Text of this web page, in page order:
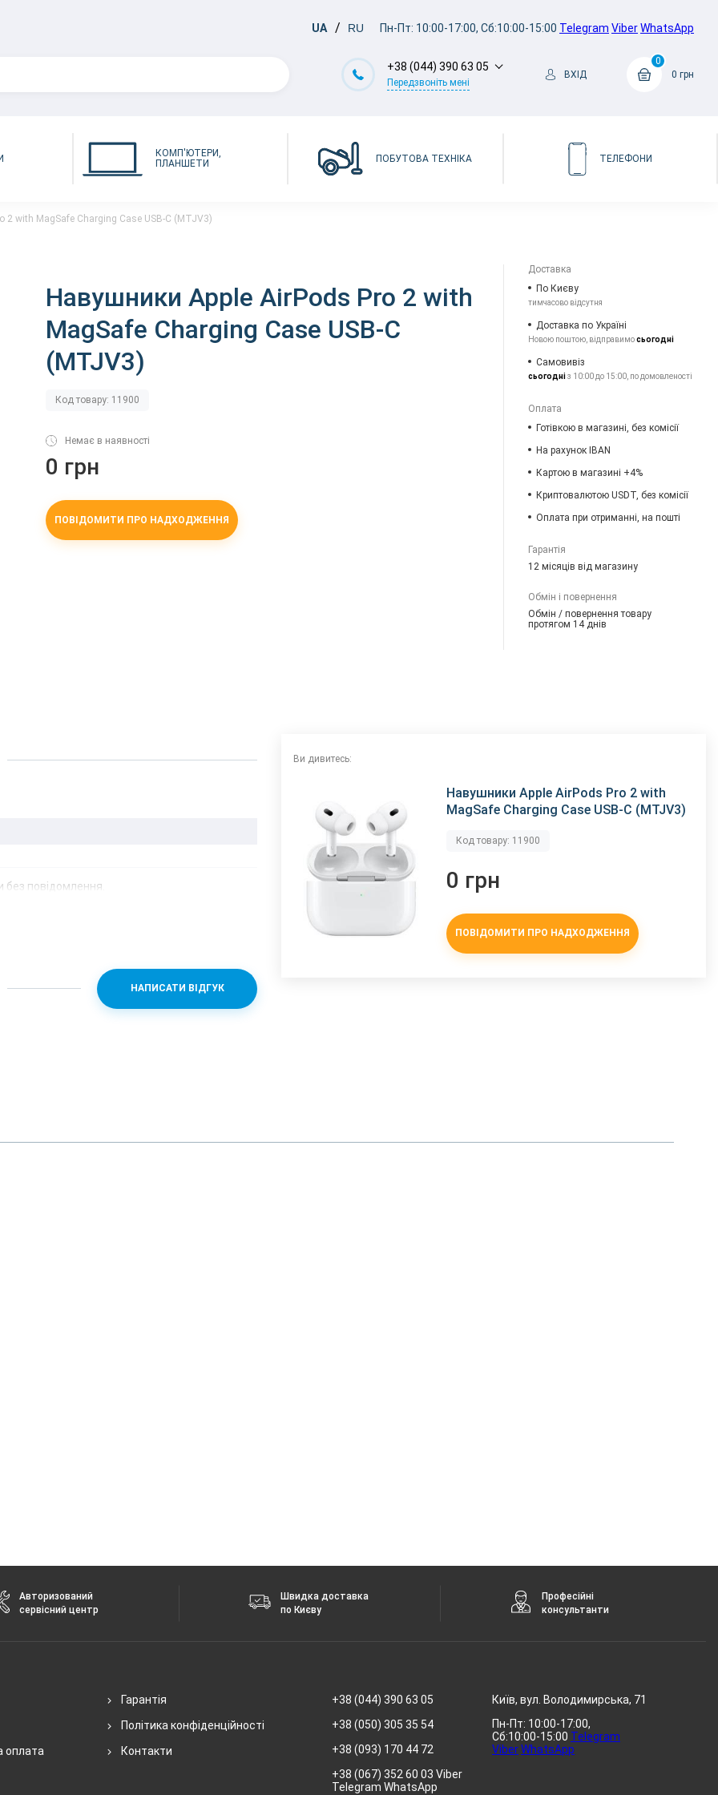
UA RU Пн-Пт: 10:00-17:00, Сб:10:00-15:00 Telegram ViberWhatsApp
+38 (044) 390 63 05
Передзвоніть мені
ВХІД
0
0 грн
КОМП'ЮТЕРИ,
ПЛАНШЕТИ
ПОБУТОВА ТЕХНІКА ТЕЛЕФОНИ
2 with MagSafe Charging Case USB-C (MTJV3)
Навушники Apple AirPods Pro 2 with
MagSafe Charging Case USB-C
(MTJV3)
Код товару: 11900
Немає в наявності
0 грн
ПОВІДОМИТИ ПРО НАДХОДЖЕННЯ
Доставка
По Києву
тимчасово відсутня
Доставка по Україні
Новою поштою, відправимосьогодні
Самовивіз
сьогодніз 10:00 до 15:00, по домовленості
Оплата
Готівкою в магазині, без комісії
На рахунок IBAN
Картою в магазині +4%
Криптовалютою USDT, без комісії
Оплата при отриманні, на пошті
Гарантія
12 місяців від магазину
Обмін і повернення
Обмін / повернення товару
протягом 14 днів
повідомлення.
НАПИСАТИ ВІДГУК
Ви дивитесь:
Навушники Apple AirPods Pro 2 with
MagSafe Charging Case USB-C (MTJV3)
Код товару: 11900
0 грн
ПОВІДОМИТИ ПРО НАДХОДЖЕННЯ
Авторизований
сервісний центр
Швидка доставка
по Києву
Професійні
консультанти
оплата
Гарантія
Політика конфіденційності
Контакти
+38 (044) 390 63 05
+38 (050) 305 35 54
+38 (093) 170 44 72
+38 (067) 352 60 03 Viber
Telegram WhatsApp
Київ, вул. Володимирська, 71
Пн-Пт: 10:00-17:00,
Сб:10:00-15:00 Telegram
ViberWhatsApp